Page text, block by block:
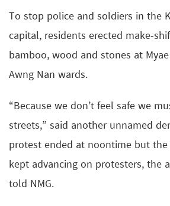
To stop police and soldiers in the
capital, residents erected make-
bamboo, wood and stones at
Awng Nan wards.
“Because we don’t feel safe we
streets,” said another unnamed
protest ended at noontime but the
kept advancing on protesters, the
told NMG.